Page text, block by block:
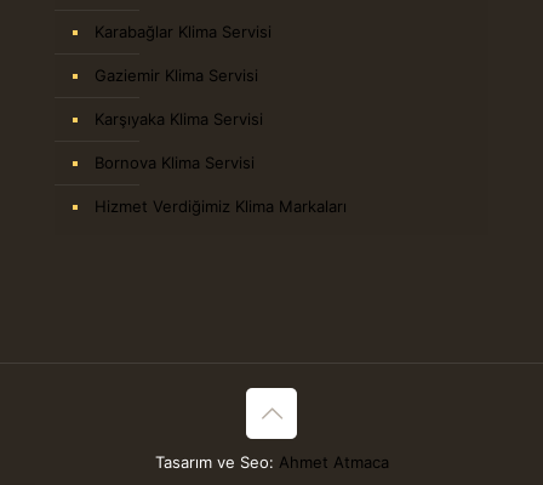
Karabağlar Klima Servisi
Gaziemir Klima Servisi
Karşıyaka Klima Servisi
Bornova Klima Servisi
Hizmet Verdiğimiz Klima Markaları
Tasarım ve Seo: Ahmet Atmaca